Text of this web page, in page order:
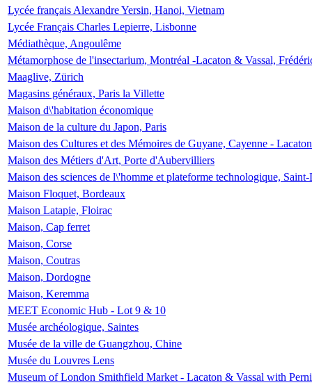
Lycée français Alexandre Yersin, Hanoi, Vietnam
Lycée Français Charles Lepierre, Lisbonne
Médiathèque, Angoulême
Métamorphose de l'insectarium, Montréal -Lacaton & Vassal,
Maaglive, Zürich
Magasins généraux, Paris la Villette
Maison d\'habitation économique
Maison de la culture du Japon, Paris
Maison des Cultures et des Mémoires de Guyane, Cayenne -
Maison des Métiers d'Art, Porte d'Aubervilliers
Maison des sciences de l\'homme et plateforme technologique,
Maison Floquet, Bordeaux
Maison Latapie, Floirac
Maison, Cap ferret
Maison, Corse
Maison, Coutras
Maison, Dordogne
Maison, Keremma
MEET Economic Hub - Lot 9 & 10
Musée archéologique, Saintes
Musée de la ville de Guangzhou, Chine
Musée du Louvres Lens
Museum of London Smithfield Market - Lacaton & Vassal with